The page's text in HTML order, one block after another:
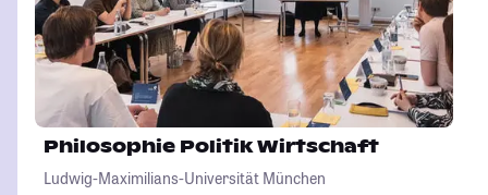
Philosophie Politik Wirtschaft
Ludwig-Maximilians-Universität München